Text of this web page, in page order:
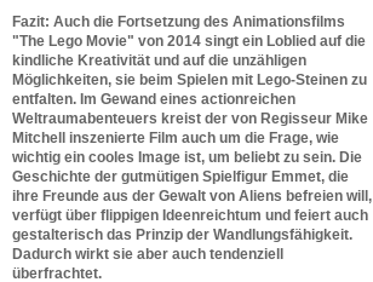
Fazit: Auch die Fortsetzung des Animationsfilms
"The Lego Movie" von 2014 singt ein Loblied auf die
kindliche Kreativität und auf die unzähligen
Möglichkeiten, sie beim Spielen mit Lego-Steinen zu
entfalten. Im Gewand eines actionreichen
Weltraumabenteuers kreist der von Regisseur Mike
Mitchell inszenierte Film auch um die Frage, wie
wichtig ein cooles Image ist, um beliebt zu sein. Die
Geschichte der gutmütigen Spielfigur Emmet, die
ihre Freunde aus der Gewalt von Aliens befreien will,
verfügt über flippigen Ideenreichtum und feiert auch
gestalterisch das Prinzip der Wandlungsfähigkeit.
Dadurch wirkt sie aber auch tendenziell
überfrachtet.